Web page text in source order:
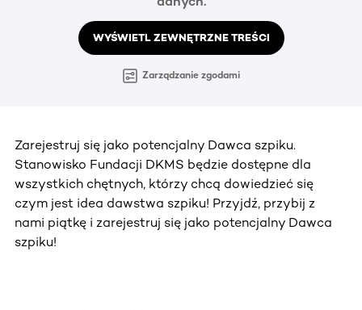
WYŚWIETL ZEWNĘTRZNE TREŚCI
Zarządzanie zgodami
Zarejestruj się jako potencjalny Dawca szpiku.
Stanowisko Fundacji DKMS będzie dostępne dla
wszystkich chętnych, którzy chcą dowiedzieć się
czym jest idea dawstwa szpiku! Przyjdź, przybij z
nami piątkę i zarejestruj się jako potencjalny Dawca
szpiku!